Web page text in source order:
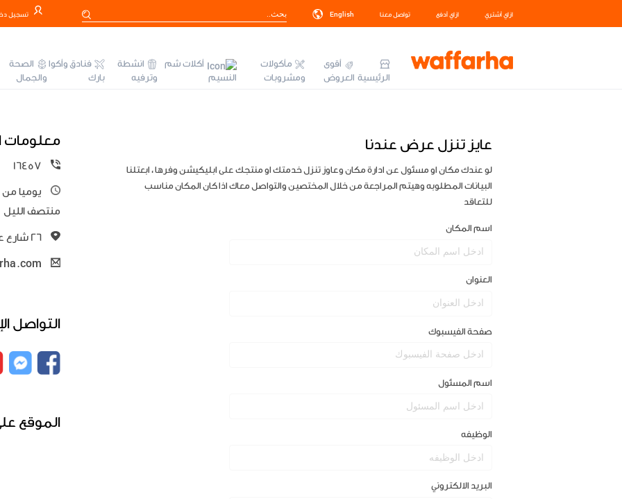
ازاي أشتري ازاي أدفع تواصل معنا English تسجيل
الرئيسية
أقوى
العروض
مأكولات
ومشروبات
أكلات شم
النسيم
انشطة
وترفيه
فنادق وأكوا
بارك
الصحة
والجمال
عايز تنزل عرض عندنا
لو عندك مكان او مسئول عن ادارة مكان وعاوز تنزل خدمتك او منتجك على ابليكيشن وفرها ، ابعتلنا
البيانات المطلوبه وهيتم المراجعة من خلال المختصين والتواصل معاك اذا كان المكان مناسب
للتعاقد
اسم المكان
العنوان
صفحة الفيسبوك
اسم المسئول
الوظيفه
البريد الالكتروني
معلومات
16457
منتصف الليل
٢٦ شارع عدلي - وسط البلد - القاهرة - الدور الأول
التواصل
الموقع